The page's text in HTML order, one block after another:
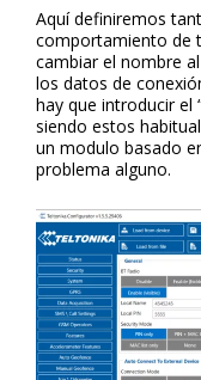
Aquí definiremos
comportamiento de
cambiar el nombre
los datos de
hay que introducir el
siendo estos
un modulo basado
problema alguno.